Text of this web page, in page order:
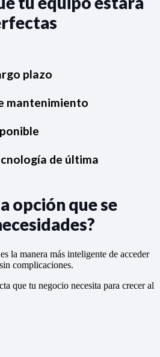
plazo
mantenimiento
de última
opción que se
es la manera más inteligente de acceder
complicaciones.
que tu negocio necesita para crecer al